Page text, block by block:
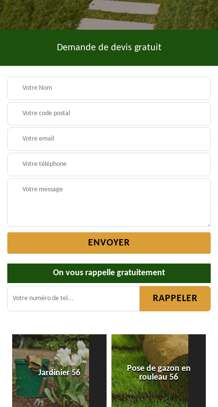
Demande de devis gratuit
On vous rappelle gratuitement
Jardinier 56
Pose de gazon en
rouleau 56